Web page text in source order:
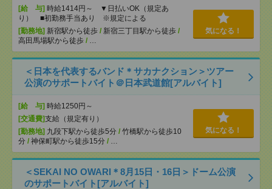
[給 与] 時給1414円～ ▼日払いOK（規定あ
り） ■初勤務手当あり ※規定による
[勤務地] 新宿駅から徒歩 / 新宿三丁目駅から徒歩 /
高田馬場駅から徒歩 / …
気になる！
＜日本を代表するバンド＊サカナクション＞ツアー
公演のサポートバイト＠日本武道館[アルバイト]
[給 与] 時給1250円～
[交通費]支給（規定有り）
[勤務地] 九段下駅から徒歩5分 / 竹橋駅から徒歩10
分 / 神保町駅から徒歩15分 / …
気になる！
＜SEKAI NO OWARI＊8月15日・16日＞ドーム公演
のサポートバイト[アルバイト]